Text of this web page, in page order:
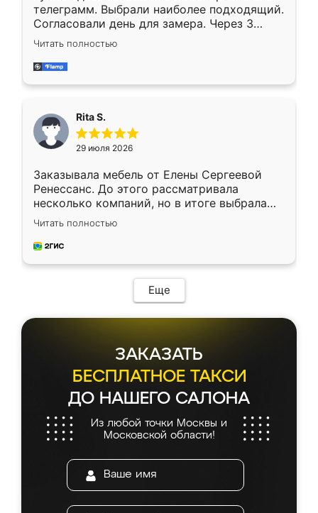
телеграмм. Выбрали наиболее подходящий.
Согласовали день для замера. Через 3
недели кухня была уже готова. Остались
довольны работой. Спасибо Ренессанс
мебель за качественную работу!
Читать полностью
Rita S.
29 июля 2026
Заказывала мебель от Елены Сергеевой
Ренессанс. До этого рассматривала
несколько компаний, но в итоге выбрала
эту. Сначала обговорили условия, потом
приехал замерщик, всё спокойно объяснил
и снял размеры. Изготовили в срок, с
мебель сразу встала на свое место без
каких-либо доработок. Качеством осталась
довольна, все выглядит так, как и ожидала.
Читать полностью
Еще
ЗАКАЗАТЬ
БЕСПЛАТНОЕ ТАКСИ
ДО НАШЕГО САЛОНА
Из любой точки Москвы и
Московской области!